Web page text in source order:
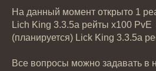
На данный момент открыто 1
Lich King 3.3.5а рейты х100 PvE
(планируется) Lick King 3.3.5a
Все вопросы можно задавать в